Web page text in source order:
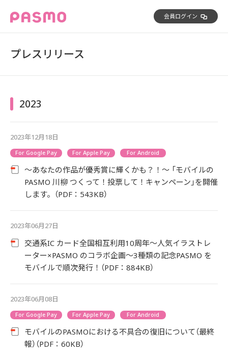
会員ログイン
プレスリリース
2023
2023年12月18日
For Google Pay For Apple Pay For Android
～あなたの作品が優秀賞に輝くかも？！～ 「モバイルの
PASMO 川柳 つくって！投票して！キャンペーン」を開催
します。（PDF：543KB）
2023年06月27日
交通系IC カード全国相互利用10周年～人気イラストレ
ーター×PASMO のコラボ企画～3種類の記念PASMO を
モバイルで順次発行！（PDF：884KB）
2023年06月08日
For Google Pay For Apple Pay For Android
モバイルのPASMOにおける不具合の復旧について（最終
報）（PDF：60KB）